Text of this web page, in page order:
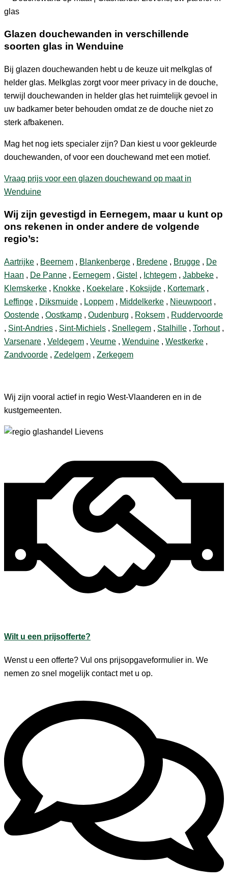
Glazen douchewanden in verschillende
soorten glas in Wenduine
Bij glazen douchewanden hebt u de keuze uit melkglas of
helder glas. Melkglas zorgt voor meer privacy in de douche,
terwijl douchewanden in helder glas het ruimtelijk gevoel in
uw badkamer beter behouden omdat ze de douche niet zo
sterk afbakenen.
Mag het nog iets specialer zijn? Dan kiest u voor gekleurde
douchewanden, of voor een douchewand met een motief.
Vraag prijs voor een glazen douchewand op maat in
Wenduine
Wij zijn gevestigd in Eernegem, maar u kunt op
ons rekenen in onder andere de volgende
regio’s:
Aartrijke , Beernem , Blankenberge , Bredene , Brugge , De
Haan , De Panne , Eernegem , Gistel , Ichtegem , Jabbeke ,
Klemskerke , Knokke , Koekelare , Koksijde , Kortemark ,
Leffinge , Diksmuide , Loppem , Middelkerke , Nieuwpoort,
Oostende , Oostkamp , Oudenburg , Roksem , Ruddervoorde
, Sint-Andries , Sint-Michiels , Snellegem , Stalhille , Torhout,
Varsenare , Veldegem , Veurne , Wenduine , Westkerke ,
Zandvoorde , Zedelgem , Zerkegem
Wij zijn vooral actief in regio West-Vlaanderen en in de
kustgemeenten.
Wilt u een prijsofferte?
Wenst u een offerte? Vul ons prijsopgaveformulier in. We
nemen zo snel mogelijk contact met u op.